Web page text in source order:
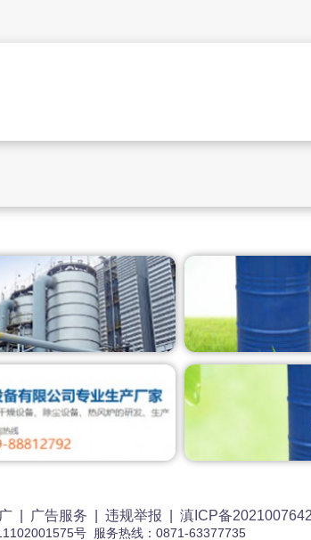
广告服务 违规举报 滇ICP备
号 服务热线：0871-63377735